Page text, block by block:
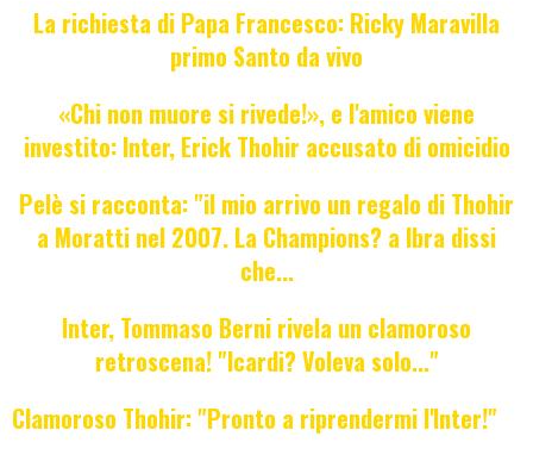
La richiesta di Papa Francesco: Ricky Maravilla
primo Santo da vivo
«Chi non muore si rivede!», e l'amico viene
investito: Inter, Erick Thohir accusato di omicidio
Pelè si racconta: "il mio arrivo un regalo di Thohir
a Moratti nel 2007. La Champions? a Ibra dissi
che...
Inter, Tommaso Berni rivela un clamoroso
retroscena! "Icardi? Voleva solo..."
Clamoroso Thohir: "Pronto a riprendermi l'Inter!"